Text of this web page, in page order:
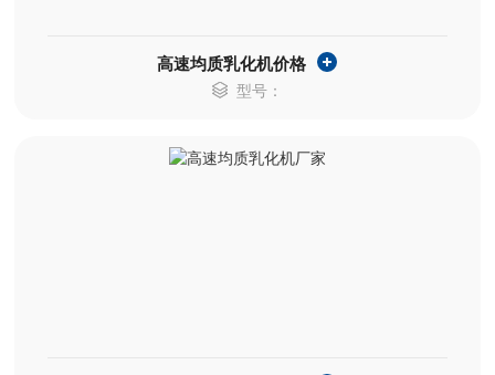
高速均质乳化机价格
型号：